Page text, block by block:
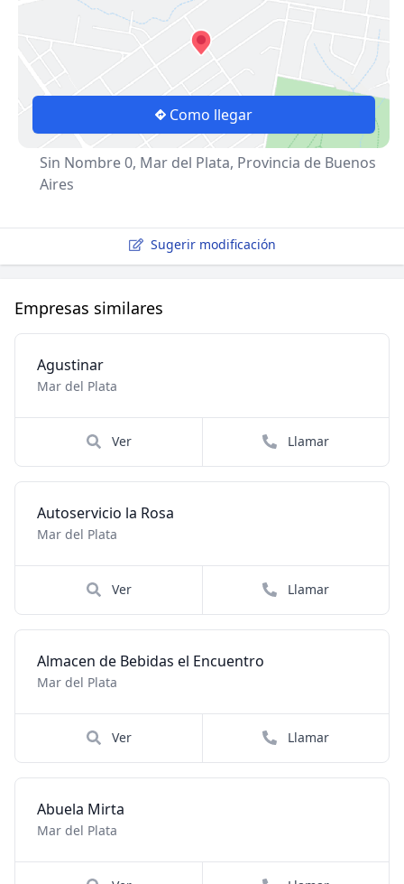
Como llegar
Sin Nombre 0, Mar del Plata, Provincia de Buenos
Aires
Sugerir modificación
Empresas similares
Agustinar
Mar del Plata
Ver Llamar
Autoservicio la Rosa
Mar del Plata
Ver Llamar
Almacen de Bebidas el Encuentro
Mar del Plata
Ver Llamar
Abuela Mirta
Mar del Plata